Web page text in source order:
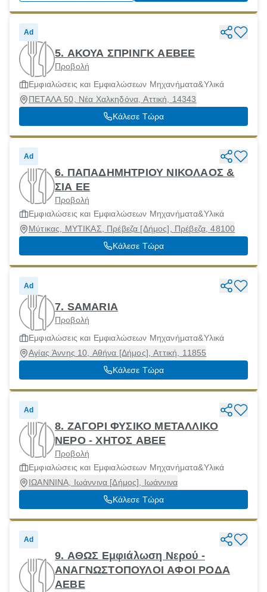
Ad
5. ΑΚΟΥΑ ΣΠΡΙΝΓΚ ΑΕΒΕΕ
Προβολή
Εμφιαλώσεις και Εμφιαλώσεων Μηχανήματα&Υλικά
ΠΕΤΑΛΑ 50, Νέα Χαλκηδόνα, Αττική, 14343
Κάλεσε Τώρα
Ad
6. ΠΑΠΑΔΗΜΗΤΡΙΟΥ ΝΙΚΟΛΑΟΣ &
ΣΙΑ ΕΕ
Προβολή
Εμφιαλώσεις και Εμφιαλώσεων Μηχανήματα&Υλικά
Μύτικας, ΜΥΤΙΚΑΣ, Πρέβεζα [Δήμος], Πρέβεζα, 48100
Κάλεσε Τώρα
Ad
7. SAMARIA
Προβολή
Εμφιαλώσεις και Εμφιαλώσεων Μηχανήματα&Υλικά
Αγίας Άννης 10, Αθήνα [Δήμος], Αττική, 11855
Κάλεσε Τώρα
Ad
8. ΖΑΓΟΡΙ ΦΥΣΙΚΟ ΜΕΤΑΛΛΙΚΟ
ΝΕΡΟ - ΧΗΤΟΣ ΑΒΕΕ
Προβολή
Εμφιαλώσεις και Εμφιαλώσεων Μηχανήματα&Υλικά
ΙΩΑΝΝΙΝΑ, Ιωάννινα [Δήμος], Ιωάννινα
Κάλεσε Τώρα
Ad
9. ΑΘΩΣ Εμφιάλωση Νερού -
ΑΝΑΓΝΩΣΤΟΠΟΥΛΟΙ ΑΦΟΙ ΡΟΔΑ
ΑΕΒΕ